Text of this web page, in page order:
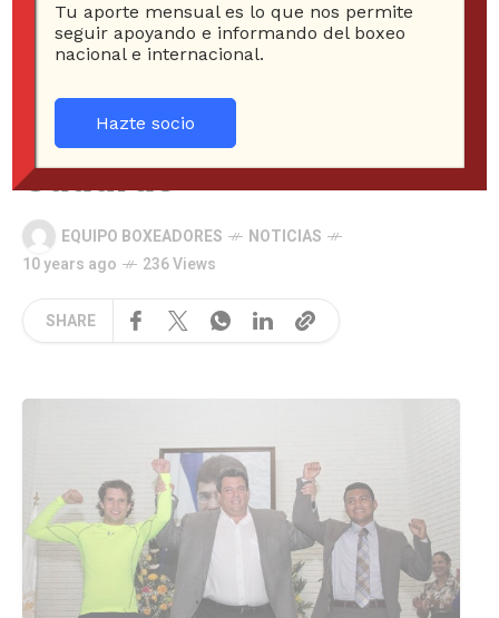
CMB da el visto bueno
a combate entre
“Chocolatito” y
Cuadras
EQUIPO BOXEADORES
NOTICIAS
10 years ago
236 Views
SHARE
Tu aporte mensual es lo que nos permite
seguir apoyando e informando del boxeo
nacional e internacional.
Hazte socio